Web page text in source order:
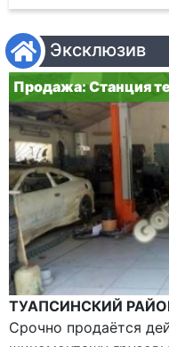
Эксклюзив
Продажа: Станция
ТУАПСИНСКИЙ
Срочно продаётся